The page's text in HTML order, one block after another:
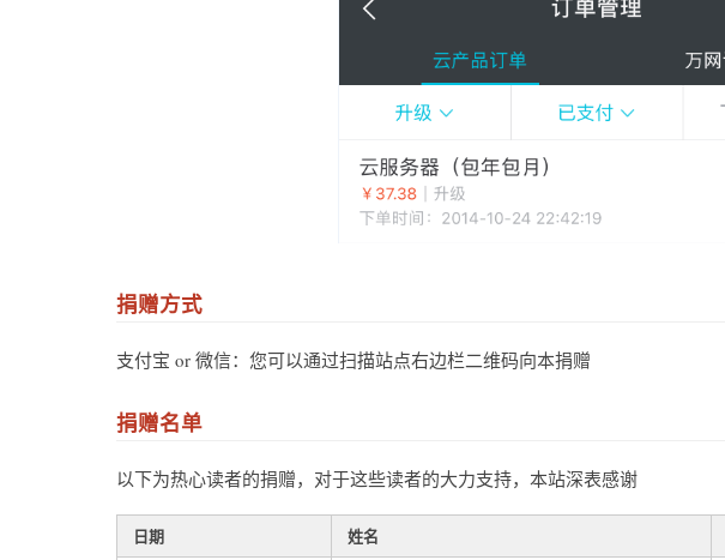
捐赠方式
支付宝 or 微信：您可以通过扫描站点右边栏二维码向本捐赠
捐赠名单
以下为热心读者的捐赠，对于这些读者的大力支持，本站深表感谢
日期 姓名